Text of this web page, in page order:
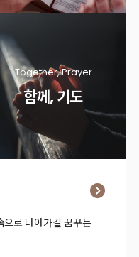
Together, Prayer
함께, 기도
으로 나아가길 꿈꾸는